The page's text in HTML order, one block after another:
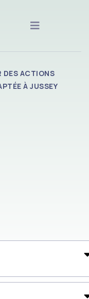
DES ACTIONS
À JUSSEY